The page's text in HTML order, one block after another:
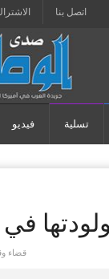
اتصل بنا
تسلية فيديو
في
قضاء